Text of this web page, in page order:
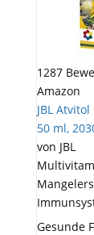
1287
Amazon
JBL
50 ml,
von JBL
Gesunde